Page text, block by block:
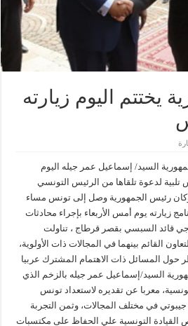
يختتم اليوم زيارته
السيد/ إسماعيل عمر جيله اليوم
تلبية لدعوة تلقاها من الرئيس التونسي
رئيس الجمهورية وصل إلى تونس مساء
زيارته يوم أمس الأربعاء بإجراء محادثات
قائد السبسي بقصر قرطاج ، تناولت
القائم بينهما في المجالات ذات الأولوية،
حول المسائل ذات الاهتمام المشترك عربيا
السيد/إسماعيل عمر جيله بالزخم الذي
معربا عن تقديره لاستعداد تونس
في مختلف المجالات، وثمن التجربة
القيادة التونسية علي الحفاظ على مكتسبات